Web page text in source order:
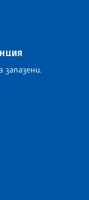
запазени.
News Agencies